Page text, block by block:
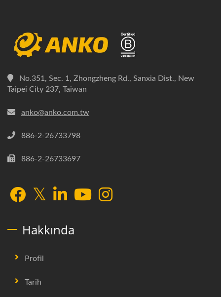
No.351, Sec. 1, Zhongzheng Rd., Sanxia Dist., New
Taipei City 237, Taiwan
anko@anko.com.tw
886-2-26733798
886-2-26733697
Hakkında
Profil
Tarih